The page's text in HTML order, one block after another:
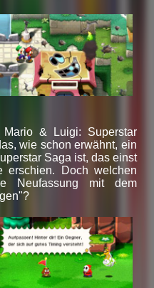
& Luigi: Superstar
wie schon erwähnt, ein
Saga ist, das einst
erschien. Doch welchen
Neufassung mit dem